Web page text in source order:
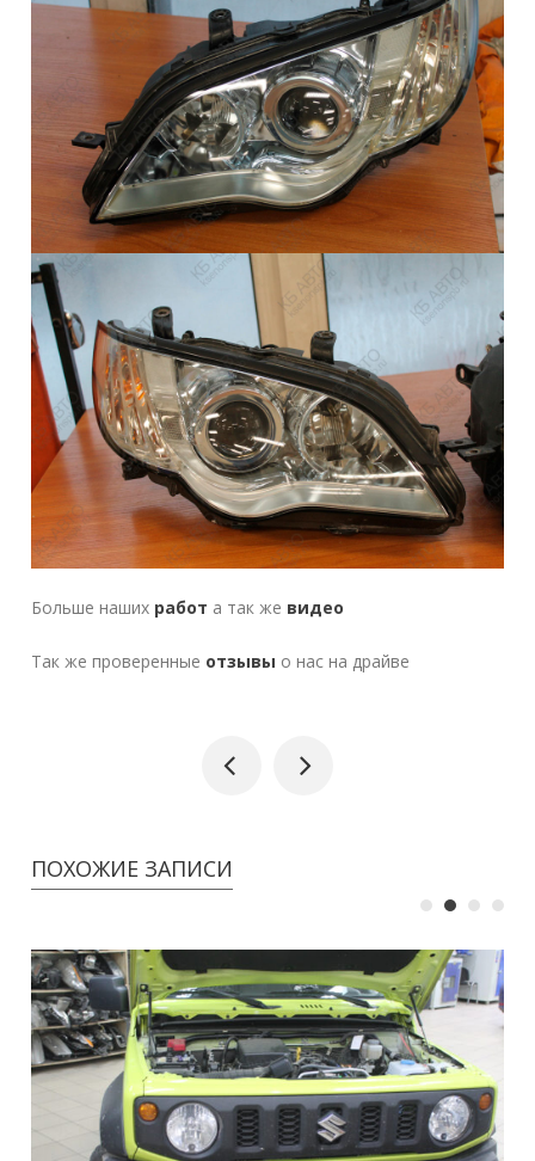
Больше наших работ а так же видео
Так же проверенные отзывы о нас на драйве
ПОХОЖИЕ ЗАПИСИ